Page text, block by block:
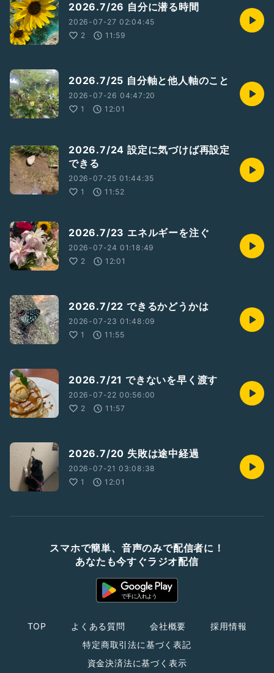
2026.7/26 自分に潜る時間
2026-07-27 02:04:45
2
11:59
2026.7/25 自分軸と他人軸のこと
2026-07-26 04:47:20
1
12:01
2026.7/24 設定に気づけば再設定
できる
2026-07-25 01:44:35
1
11:52
2026.7/23 エネルギーを注ぐ
2026-07-24 01:18:49
2
12:01
2026.7/22 できるかどうかは
2026-07-23 01:48:09
1
11:55
2026.7/21 できないを早く渡す
2026-07-22 00:56:00
2
11:57
2026.7/20 失敗は途中経過
2026-07-21 03:08:38
1
12:01
スマホで簡単、音声のみで配信者に！
あなたも今すぐラジオ配信
TOP よくある質問 会社概要
採用情報
特定商取引法に基づく表記
資金決済法に基づく表示